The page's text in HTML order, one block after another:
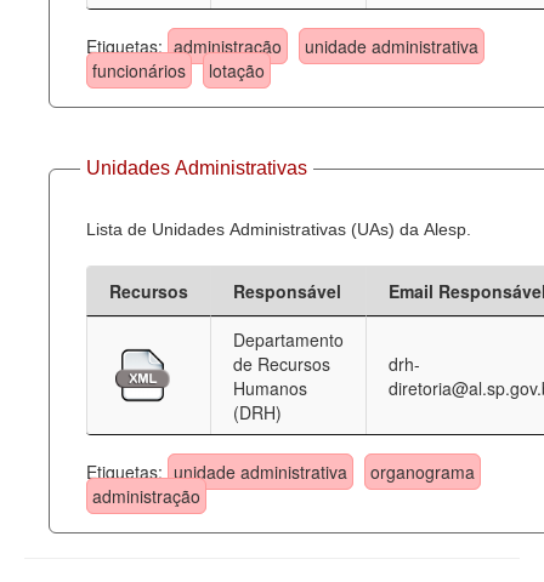
Etiquetas: administração
unidade administrativa
funcionários
lotação
Unidades Administrativas
Lista de Unidades Administrativas (UAs) da Alesp.
Recursos Responsável
Email
Departamento
de Recursos
Humanos
(DRH)
drh-
Etiquetas: unidade administrativa
organograma
administração